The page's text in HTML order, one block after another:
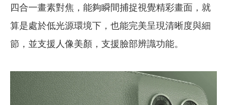
四合一畫素對焦，能夠瞬間捕捉視覺精彩畫面，就
算是處於低光源環境下，也能完美呈現清晰度與細
節，並支援人像美顏，支援臉部辨識功能。